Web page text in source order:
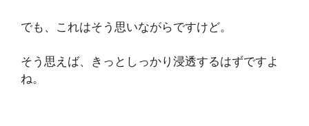
でも、これはそう思いながらですけど。
そう思えば、きっとしっかり浸透するはずですよ
ね。